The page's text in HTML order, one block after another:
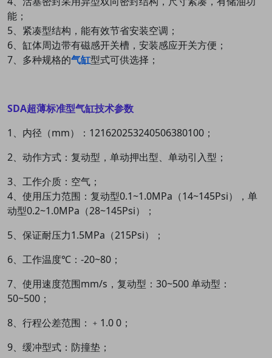
能；
5、紧凑型结构，能有效节省安装空调；
6、缸体周边带有磁感开关槽，安装感应开关方便；
7、多种规格的气缸型式可供选择；
SDA超薄标准型气缸技术参数
1、内径（mm）：121620253240506380100；
2、动作方式：复动型，单动押出型、单动引入型；
3、工作介质：空气；
4、使用压力范围：复动型0.1~1.0MPa（14~145Psi）， 单
动型0.2~1.0MPa（28~145Psi）；
5、保证耐压力1.5MPa（215Psi）；
6、工作温度℃：-20~80；
7、使用速度范围mm/s，复动型：30~500 单动型：
50~500；
8、行程公差范围：﹢1.0 0；
9、缓冲型式：防撞垫；